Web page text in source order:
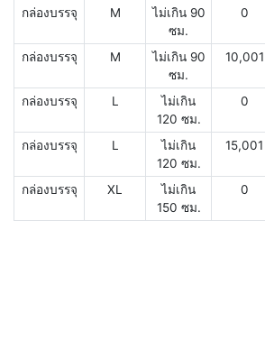
กล่องบรรจุ M
ไม่เกิน 90
ซม.
0
กล่องบรรจุ M
ไม่เกิน 90
ซม.
10,001
กล่องบรรจุ L
ไม่เกิน
120 ซม.
0
กล่องบรรจุ L
ไม่เกิน
120 ซม.
15,001
กล่องบรรจุ XL
ไม่เกิน
150 ซม.
0